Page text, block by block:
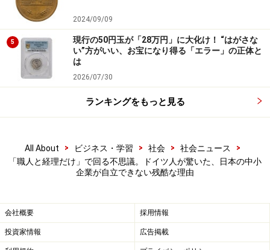
企業」というところが大部分であった。そのため、極端
な言い方をすれば、現場の職人と経理の2人だけでも会
社が成り立つ。
だが、ドイツの中小企業は、自社でマーケティングから
販売までを一貫して行っている。もちろん大企業の入札
に参加し、入札に勝てば、一定期間そこからの買い取り
が発生する。ある時期を断面で見れば、部品を大企業に
い。
しかし、ドイツの中小企業は数年後、契約が切れた後、
ない。すなわち中小企業も、取引先を選択する裁量権を
もっている。ドイツの中小企業のこうした力が、見ず知
らずの外国市場を開拓していく力となっている。
2024/09/09
5
現行の50円玉が「28万円」に大化け！ “はがさな
い”方がいい、お宝になり得る「エラー」の正体と
は
2026/07/30
ランキングをもっと見る
All About > ビジネス・学習 > 社会 > 社会ニュース
>
「職人と経理だけ」で回る不思議。ドイツ人が驚いた、日本の中小
企業が自立できない残酷な理由
会社概要 採用情報
投資家情報 広告掲載